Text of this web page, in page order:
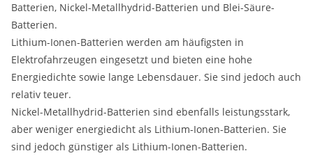
Batterien, Nickel-Metallhydrid-Batterien und Blei-Säure-
Batterien.
Lithium-Ionen-Batterien werden am häufigsten in
Elektrofahrzeugen eingesetzt und bieten eine hohe
Energiedichte sowie lange Lebensdauer. Sie sind jedoch auch
relativ teuer.
Nickel-Metallhydrid-Batterien sind ebenfalls leistungsstark,
aber weniger energiedicht als Lithium-Ionen-Batterien. Sie
sind jedoch günstiger als Lithium-Ionen-Batterien.